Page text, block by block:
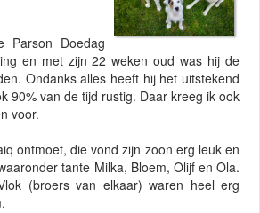
Parson Doedag
en met zijn 22 weken oud was hij de
Ondanks alles heeft hij het uitstekend
90% van de tijd rustig. Daar kreeg ik ook
voor.
ontmoet, die vond zijn zoon erg leuk en
tante Milka, Bloem, Olijf en Ola.
(broers van elkaar) waren heel erg